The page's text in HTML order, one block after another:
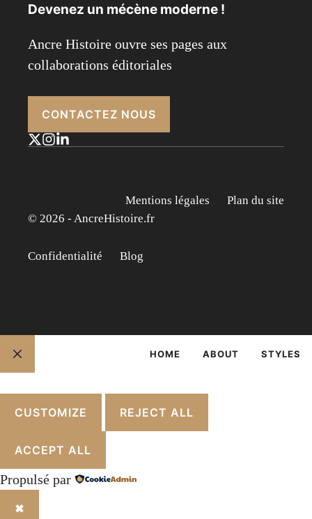
Devenez un mécène moderne !
Ancre Histoire ouvre ses pages aux
collaborations éditoriales
CONTACTEZ NOUS
Mentions légales
Plan du site
© 2026 - AncreHistoire.fr
Confidentialité Blog
FERMER
HOME ABOUT STYLES
CUSTOMIZE REJECT ALL
ACCEPT ALL
Propulsé par
✖